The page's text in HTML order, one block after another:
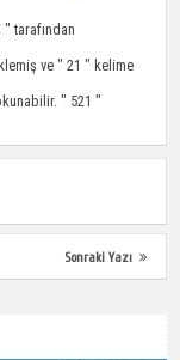
" tarafından
ve " 21 " kelime
" 521 "
Sonraki Yazı